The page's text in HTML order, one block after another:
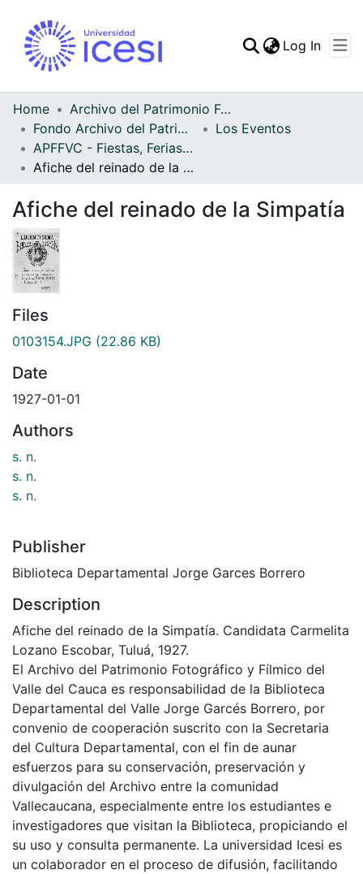
Statistics
Log In
Home
Archivo del Patrimonio Fotográfico y Fílmico del Valle del Cauca
Fondo Archivo del Patrimonio Fotográfico y Fílmico del Valle del Cauca
Los Eventos
APFFVC - Fiestas, Ferias y Carnavales - Patrimonial
Afiche del reinado de la Simpatía
Afiche del reinado de la Simpatía
Files
0103154.JPG (22.86 KB)
Date
1927-01-01
Authors
s. n.
s. n.
s. n.
Publisher
Biblioteca Departamental Jorge Garces Borrero
Description
Afiche del reinado de la Simpatía. Candidata Carmelita
Lozano Escobar, Tuluá, 1927.
El Archivo del Patrimonio Fotográfico y Fílmico del
Valle del Cauca es responsabilidad de la Biblioteca
Departamental del Valle Jorge Garcés Borrero, por
convenio de cooperación suscrito con la Secretaria
del Cultura Departamental, con el fin de aunar
esfuerzos para su conservación, preservación y
divulgación del Archivo entre la comunidad
Vallecaucana, especialmente entre los estudiantes e
investigadores que visitan la Biblioteca, propiciando el
su uso y consulta permanente. La universidad Icesi es
un colaborador en el proceso de difusión, facilitando